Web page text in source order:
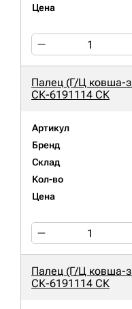
Цена
Палец (Г/Ц ковша-
СК-6191114 СК
Артикул
Бренд
Склад
Кол-во
Цена
Палец (Г/Ц ковша-
СК-6191114 СК